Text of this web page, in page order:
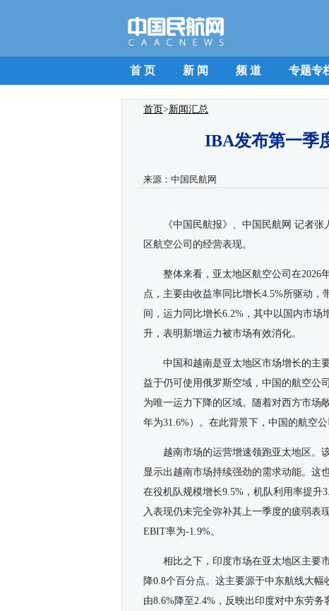
首 页 新 闻 频 道 专题专
首页>新闻汇总
IBA发布第一季
来源： 中国民航网
《中国民航报》、 中国民航网 记者张
区航空公司的经营表现。
整体来看，亚太地区航空公司在2026
点，主要由收益率同比增长4.5%所驱动，
间，运力同比增长6.2%，其中以国内市场
升，表明新增运力被市场有效消化。
中国 和 越南是亚太地区市场增长的主
益于仍可使用俄罗斯空域，中国 的航空公司
为唯一运力下降的区域。随着对西方市场
年为31.6%）。在此背景下，中国 的航空公
越南市场的运营增速领跑亚太地区。
显示出 越南市场持续强劲的需求动能。这
在役机队规模增长9.5%，机队利用率提升
入表现仍未完全弥补其上一季度的疲弱表现
EBIT率为-1.9%。
相比之下，印度市场在亚太地区主要
降0.8个百分点。这主要源于中东航线大
由8.6%降至2.4%，反映出 印度对中东劳务